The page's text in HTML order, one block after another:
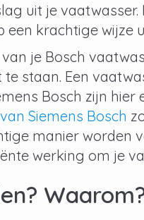
uit je
een krachtige wijze
je Bosch
staan. Een
Bosch zijn hier
Siemens Bosch
manier worden
werking om je